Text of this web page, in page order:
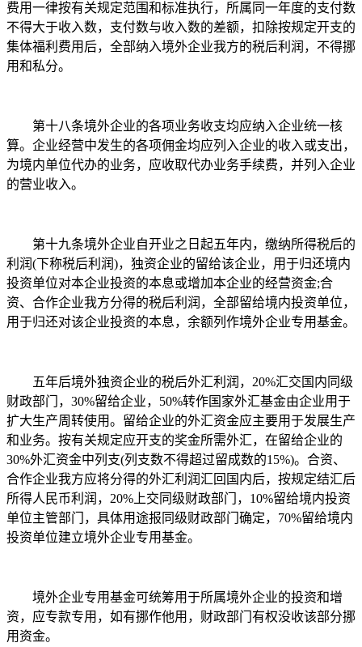
费用一律按有关规定范围和标准执行，所属同一年度的支付数
不得大于收入数，支付数与收入数的差额，扣除按规定开支的
集体福利费用后，全部纳入境外企业我方的税后利润，不得挪
用和私分。
第十八条境外企业的各项业务收支均应纳入企业统一核
算。企业经营中发生的各项佣金均应列入企业的收入或支出，
为境内单位代办的业务，应收取代办业务手续费，并列入企业
的营业收入。
第十九条境外企业自开业之日起五年内，缴纳所得税后的
利润(下称税后利润)，独资企业的留给该企业，用于归还境内
投资单位对本企业投资的本息或增加本企业的经营资金;合
资、合作企业我方分得的税后利润，全部留给境内投资单位，
用于归还对该企业投资的本息，余额列作境外企业专用基金。
五年后境外独资企业的税后外汇利润，20%汇交国内同级
财政部门，30%留给企业，50%转作国家外汇基金由企业用于
扩大生产周转使用。留给企业的外汇资金应主要用于发展生产
和业务。按有关规定应开支的奖金所需外汇，在留给企业的
30%外汇资金中列支(列支数不得超过留成数的15%)。合资、
合作企业我方应将分得的外汇利润汇回国内后，按规定结汇后
所得人民币利润，20%上交同级财政部门，10%留给境内投资
单位主管部门，具体用途报同级财政部门确定，70%留给境内
投资单位建立境外企业专用基金。
境外企业专用基金可统筹用于所属境外企业的投资和增
资，应专款专用，如有挪作他用，财政部门有权没收该部分挪
用资金。